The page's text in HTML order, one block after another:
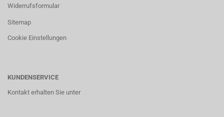
Widerrufsformular
Sitemap
Cookie Einstellungen
KUNDENSERVICE
Kontakt erhalten Sie unter